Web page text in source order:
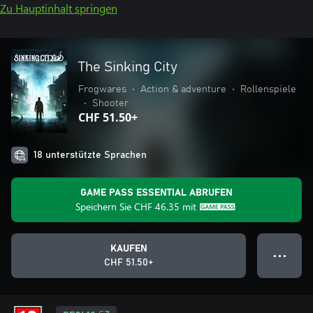
Zu Hauptinhalt springen
The Sinking City
Frogwares • Action & adventure •
Rollenspiele
•
Shooter
CHF 51.50+
18 unterstützte Sprachen
GAME PASS ESSENTIAL ABRUFEN
Speichern Sie CHF 46.35 mit
KAUFEN
CHF 51.50+
● ● ●